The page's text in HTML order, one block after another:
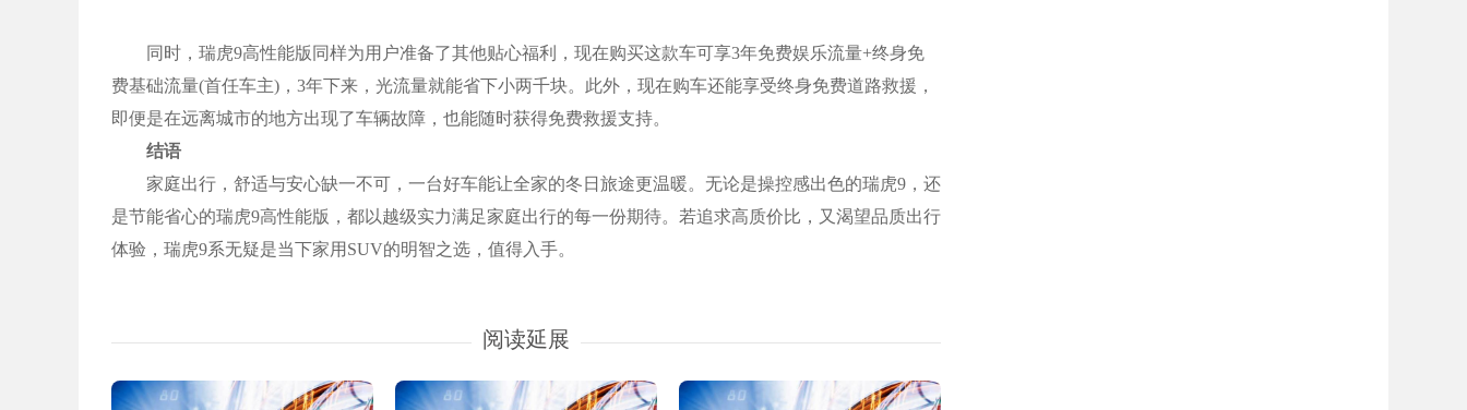
同时，瑞虎9高性能版同样为用户准备了其他贴心福利，现在购买这款车可享3年免费娱乐流量+终身免
费基础流量(首任车主)，3年下来，光流量就能省下小两千块。此外，现在购车还能享受终身免费道路救援，
即便是在远离城市的地方出现了车辆故障，也能随时获得免费救援支持。
结语
家庭出行，舒适与安心缺一不可，一台好车能让全家的冬日旅途更温暖。无论是操控感出色的瑞虎9，还
是节能省心的瑞虎9高性能版，都以越级实力满足家庭出行的每一份期待。若追求高质价比，又渴望品质出行
体验，瑞虎9系无疑是当下家用SUV的明智之选，值得入手。
阅读延展